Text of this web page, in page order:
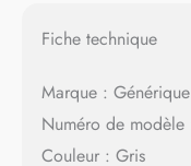
Fiche technique
Marque : Générique
Numéro de
Couleur : Gris